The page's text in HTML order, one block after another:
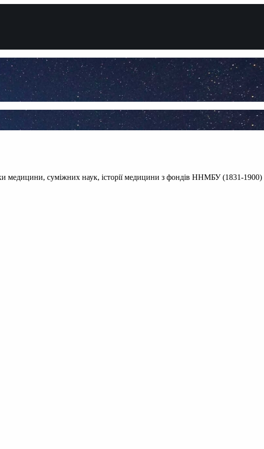
медицини, суміжних наук, історії медицини з фондів ННМБУ (1831-1900)